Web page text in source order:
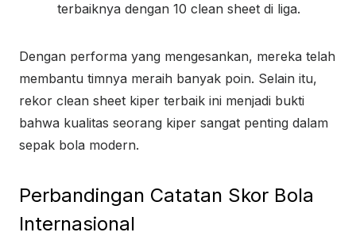
terbaiknya dengan 10 clean sheet di liga.
Dengan performa yang mengesankan, mereka telah
membantu timnya meraih banyak poin. Selain itu,
rekor clean sheet kiper terbaik ini menjadi bukti
bahwa kualitas seorang kiper sangat penting dalam
sepak bola modern.
Perbandingan Catatan Skor Bola
Internasional